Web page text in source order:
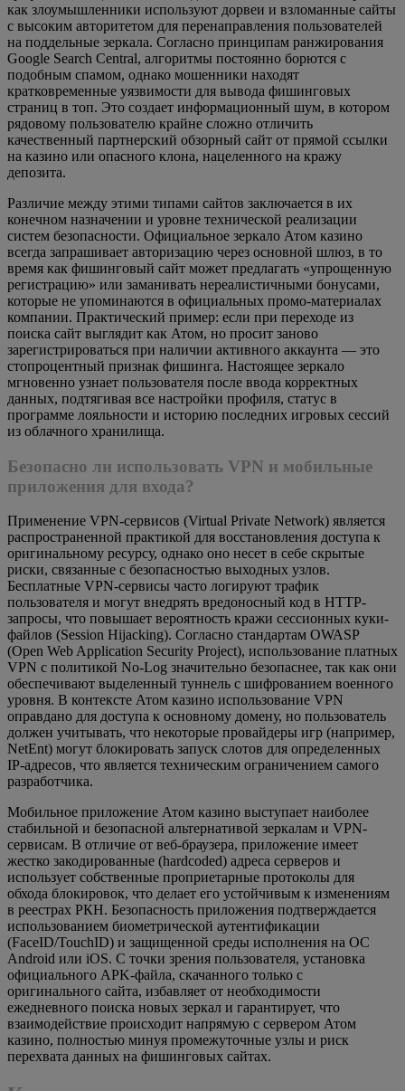
как злоумышленники используют дорвеи и взломанные сайты
с высоким авторитетом для перенаправления пользователей
на поддельные зеркала. Согласно принципам ранжирования
Google Search Central, алгоритмы постоянно борются с
подобным спамом, однако мошенники находят
кратковременные уязвимости для вывода фишинговых
страниц в топ. Это создает информационный шум, в котором
рядовому пользователю крайне сложно отличить
качественный партнерский обзорный сайт от прямой ссылки
на казино или опасного клона, нацеленного на кражу
депозита.
Различие между этими типами сайтов заключается в их
конечном назначении и уровне технической реализации
систем безопасности. Официальное зеркало Атом казино
всегда запрашивает авторизацию через основной шлюз, в то
время как фишинговый сайт может предлагать «упрощенную
регистрацию» или заманивать нереалистичными бонусами,
которые не упоминаются в официальных промо-материалах
компании. Практический пример: если при переходе из
поиска сайт выглядит как Атом, но просит заново
зарегистрироваться при наличии активного аккаунта — это
стопроцентный признак фишинга. Настоящее зеркало
мгновенно узнает пользователя после ввода корректных
данных, подтягивая все настройки профиля, статус в
программе лояльности и историю последних игровых сессий
из облачного хранилища.
Безопасно ли использовать VPN и мобильные
приложения для входа?
Применение VPN-сервисов (Virtual Private Network) является
распространенной практикой для восстановления доступа к
оригинальному ресурсу, однако оно несет в себе скрытые
риски, связанные с безопасностью выходных узлов.
Бесплатные VPN-сервисы часто логируют трафик
пользователя и могут внедрять вредоносный код в HTTP-
запросы, что повышает вероятность кражи сессионных куки-
файлов (Session Hijacking). Согласно стандартам OWASP
(Open Web Application Security Project), использование платных
VPN с политикой No-Log значительно безопаснее, так как они
обеспечивают выделенный туннель с шифрованием военного
уровня. В контексте Атом казино использование VPN
оправдано для доступа к основному домену, но пользователь
должен учитывать, что некоторые провайдеры игр (например,
NetEnt) могут блокировать запуск слотов для определенных
IP-адресов, что является техническим ограничением самого
разработчика.
Мобильное приложение Атом казино выступает наиболее
стабильной и безопасной альтернативой зеркалам и VPN-
сервисам. В отличие от веб-браузера, приложение имеет
жестко закодированные (hardcoded) адреса серверов и
использует собственные проприетарные протоколы для
обхода блокировок, что делает его устойчивым к изменениям
в реестрах РКН. Безопасность приложения подтверждается
использованием биометрической аутентификации
(FaceID/TouchID) и защищенной среды исполнения на ОС
Android или iOS. С точки зрения пользователя, установка
официального APK-файла, скачанного только с
оригинального сайта, избавляет от необходимости
ежедневного поиска новых зеркал и гарантирует, что
взаимодействие происходит напрямую с сервером Атом
казино, полностью минуя промежуточные узлы и риск
перехвата данных на фишинговых сайтах.